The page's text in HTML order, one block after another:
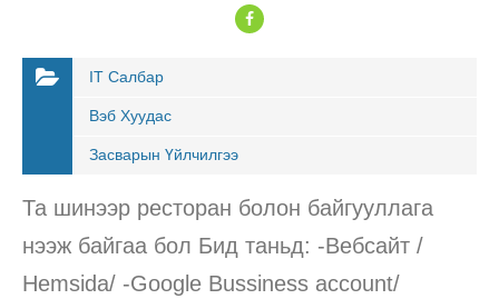
IT Салбар
Вэб Хуудас
Засварын Үйлчилгээ
Та шинээр ресторан болон байгууллага
нээж байгаа бол Бид таньд: -Вебсайт /
Hemsida/ -Google Bussiness account/